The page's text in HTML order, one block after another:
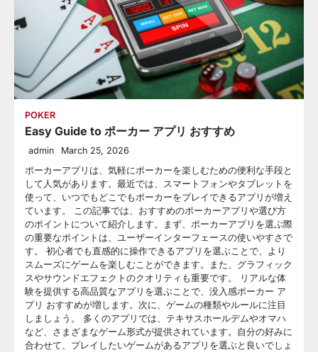
POKER
Easy Guide to ポーカー アプリ おすすめ
admin March 25, 2026
ポーカーアプリは、気軽にポーカーを楽しむための便利な手段と
して人気があります。最近では、スマートフォンやタブレットを
使って、いつでもどこでもポーカーをプレイできるアプリが増え
ています。 この記事では、おすすめのポーカーアプリや選び方
のポイントについて紹介します。まず、ポーカーアプリを選ぶ際
の重要なポイントは、ユーザーインターフェースの使いやすさで
す。 初心者でも直感的に操作できるアプリを選ぶことで、より
スムーズにゲームを楽しむことができます。また、グラフィック
スやサウンドエフェクトのクオリティも重要です。 リアルな体
験を提供する高品質なアプリを選ぶことで、没入感ポーカー ア
プリ おすすめが増します。次に、ゲームの種類やルールに注目
しましょう。 多くのアプリでは、テキサスホールデムやオマハ
など、さまざまなゲーム形式が提供されています。自分の好みに
合わせて、プレイしたいゲームがあるアプリを選ぶと良いでしょ